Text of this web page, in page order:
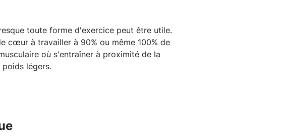
toute forme d'exercice peut être utile.
cœur à travailler à 90% ou même 100% de
où s'entraîner à proximité de la
légers.